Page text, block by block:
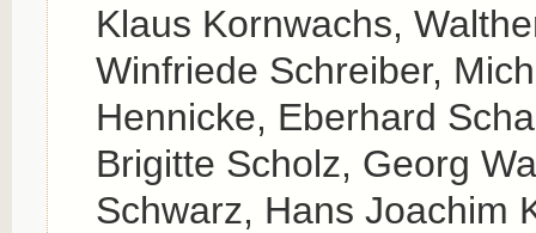
Klaus Kornwachs,
Winfriede Schreiber,
Hennicke, Eberhard
Brigitte Scholz, Georg
Schwarz, Hans Joachim